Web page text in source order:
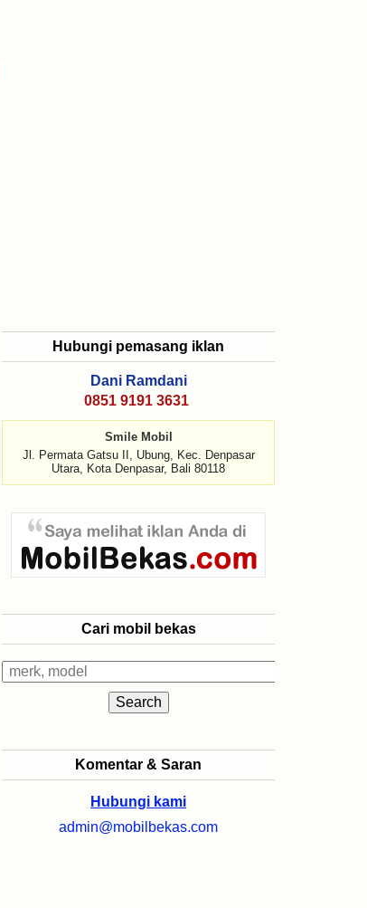
Hubungi pemasang iklan
Dani Ramdani
0851 9191 3631
Smile Mobil
Jl. Permata Gatsu II, Ubung, Kec. Denpasar
Utara, Kota Denpasar, Bali 80118
Cari mobil bekas
Komentar & Saran
Hubungi kami
admin@mobilbekas.com